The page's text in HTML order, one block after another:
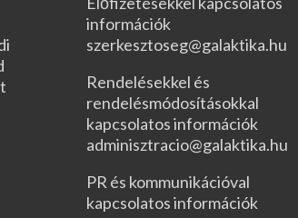
információk
szerkesztoseg@galaktika.hu
Rendelésekkel és
rendelésmódosításokkal
kapcsolatos információk
adminisztracio@galaktika.hu
PR és kommunikációval
kapcsolatos információk